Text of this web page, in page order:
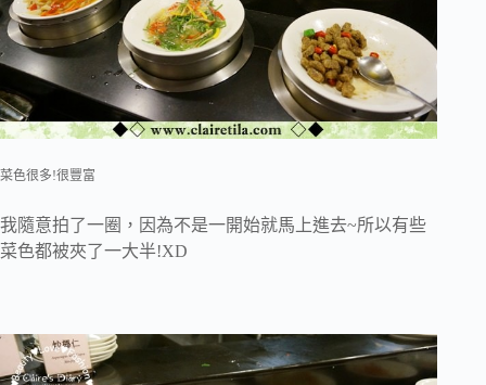
菜色很多!很豐富
我隨意拍了一圈，因為不是一開始就馬上進去~所以有些
菜色都被夾了一大半!XD